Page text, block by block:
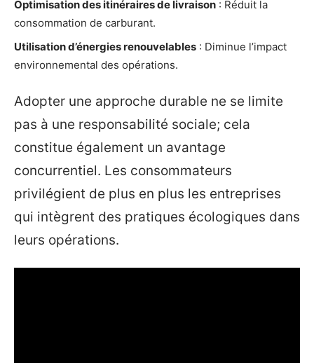
Optimisation des itinéraires de livraison : Réduit la
consommation de carburant.
Utilisation d’énergies renouvelables : Diminue l’impact
environnemental des opérations.
Adopter une approche durable ne se limite
pas à une responsabilité sociale; cela
constitue également un avantage
concurrentiel. Les consommateurs
privilégient de plus en plus les entreprises
qui intègrent des pratiques écologiques dans
leurs opérations.